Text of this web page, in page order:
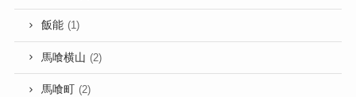
飯能 (1)
馬喰横山 (2)
馬喰町 (2)